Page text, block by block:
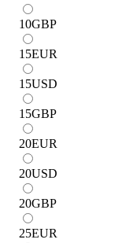
10GBP
15EUR
15USD
15GBP
20EUR
20USD
20GBP
25EUR